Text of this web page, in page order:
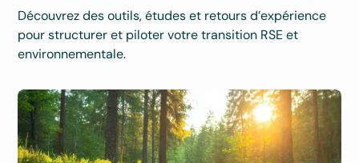
Découvrez des outils, études et retours d’expérience
pour structurer et piloter votre transition RSE et
environnementale.